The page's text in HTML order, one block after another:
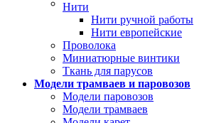
Нити
Нити ручной работы
Нити европейские
Проволока
Миниатюрные винтики
Ткань для парусов
Модели трамваев и паровозов
Модели паровозов
Модели трамваев